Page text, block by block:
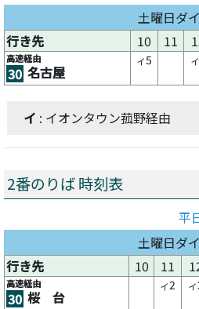
土曜日ダ
行き先
10 11
高速経由
30 名古屋
イ5 イ
イ : イオンタウン菰野経由
2番のりば 時刻表
平
土曜日ダ
行き先
10 11
高速経由
30 桜 台
イ2 イ